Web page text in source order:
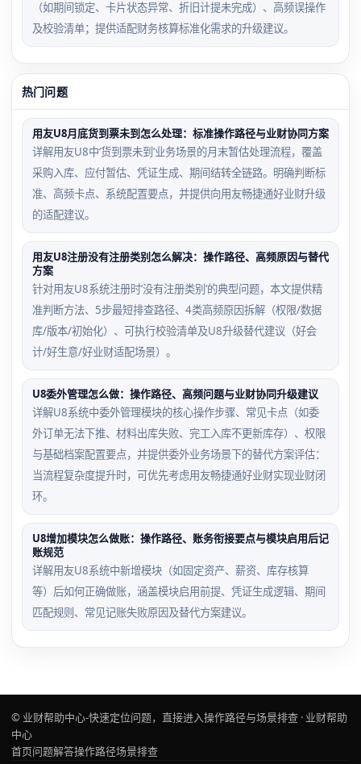
（如期间锁定、卡片状态异常、折旧计提未完成）、高频误操作
及校验清单；提供适配财务核算标准化需求的升级建议。
热门问题
用友U8月底货到票未到怎么处理：标准操作路径与业财协同方案
详解用友U8中‘货到票未到’业务场景的月末暂估处理流程，覆盖
采购入库、应付暂估、凭证生成、期间结转全链路。明确判断标
准、高频卡点、系统配置要点，并提供向用友畅捷通好业财升级
的适配建议。
用友U8注册没有注册类别怎么解决：操作路径、高频原因与替代
方案
针对用友U8系统注册时‘没有注册类别’的典型问题，本文提供精
准判断方法、5步最短排查路径、4类高频原因拆解（权限/数据
库/版本/初始化）、可执行校验清单及U8升级替代建议（好会
计/好生意/好业财适配场景）。
U8委外管理怎么做：操作路径、高频问题与业财协同升级建议
详解U8系统中委外管理模块的核心操作步骤、常见卡点（如委
外订单无法下推、材料出库失败、完工入库不更新库存）、权限
与基础档案配置要点，并提供委外业务场景下的替代方案评估：
当流程复杂度提升时，可优先考虑用友畅捷通好业财实现业财闭
环。
U8增加模块怎么做账：操作路径、账务衔接要点与模块启用后记
账规范
详解用友U8系统中新增模块（如固定资产、薪资、库存核算
等）后如何正确做账，涵盖模块启用前提、凭证生成逻辑、期间
匹配规则、常见记账失败原因及替代方案建议。
© 业财帮助中心-快速定位问题，直接进入操作路径与场景排查 · 业财帮助
中心
首页问题解答操作路径场景排查